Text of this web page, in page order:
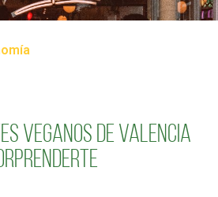
veganos de Valencia